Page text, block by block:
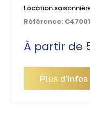
Location
Référence: C47001
À partir de
Plus